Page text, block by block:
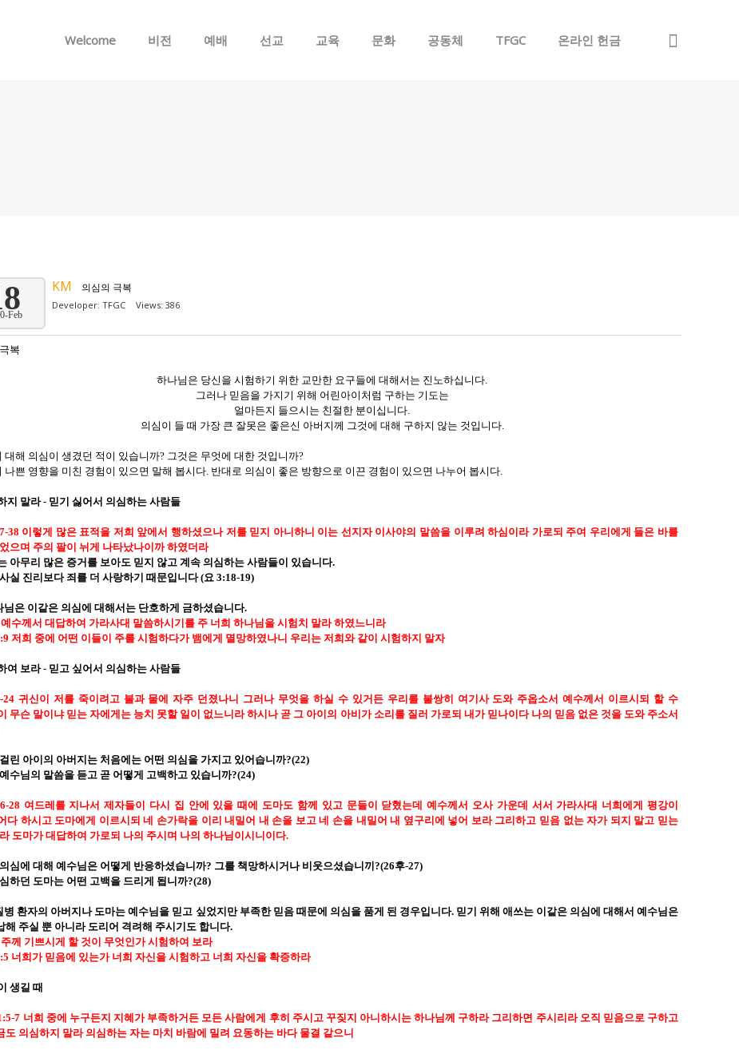
Welcome 비전 예배 선교 교육 문화 공동체 TFGC 온라인 헌금
Feb
KM 의심의 극복
Developer: TFGC Views: 386
복
하나님은 당신을 시험하기 위한 교만한 요구들에 대해서는 진노하십니다.
그러나 믿음을 가지기 위해 어린아이처럼 구하는 기도는
얼마든지 들으시는 친절한 분이십니다.
의심이 들 때 가장 큰 잘못은 좋은신 아버지께 그것에 대해 구하지 않는 것입니다.
대해 의심이 생겼던 적이 있습니까? 그것은 무엇에 대한 것입니까?
나쁜 영향을 미친 경험이 있으면 말해 봅시다. 반대로 의심이 좋은 방향으로 이끈 경험이 있으면 나누어 봅시다.
지 말라- 믿기 싫어서 의심하는 사람들
38 이렇게 많은 표적을 저희 앞에서 행하셨으나 저를 믿지 아니하니 이는 선지자 이사야의 말씀을 이루려 하심이라 가로되 주여 우리에게 들은 바를
으며 주의 팔이 뉘게 나타났나이까 하였더라
아무리 많은 증거를 보아도 믿지 않고 계속 의심하는 사람들이 있습니다.
실 진리보다 죄를 더 사랑하기 때문입니다(요 3:18-19)
님은 이같은 의심에 대해서는 단호하게 금하셨습니다.
예수께서 대답하여 가라사대 말씀하시기를 주 너희 하나님을 시험치 말라 하였느니라
저희 중에 어떤 이들이 주를 시험하다가 뱀에게 멸망하였나니 우리는 저희와 같이 시험하지 말자
여 보라- 믿고 싶어서 의심하는 사람들
귀신이 저를 죽이려고 불과 물에 자주 던졌나니 그러나 무엇을 하실 수 있거든 우리를 불쌍히 여기사 도와 주옵소서 예수께서 이르시되 할 수
무슨 말이냐 믿는 자에게는 능치 못할 일이 없느니라 하시나 곧 그 아이의 아비가 소리를 질러 가로되 내가 믿나이다 나의 믿음 없은 것을 도와 주소서
린 아이의 아버지는 처음에는 어떤 의심을 가지고 있어습니까?(22)
수님의 말씀을 듣고 곧 어떻게 고백하고 있습니까?(24)
28 여드레를 지나서 제자들이 다시 집 안에 있을 때에 도마도 함께 있고 문들이 닫혔는데 예수께서 오사 가운데 서서 가라사대 너희에게 평강이
다 하시고 도마에게 이르시되 네 손가락을 이리 내밀어 내 손을 보고 네 손을 내밀어 내 옆구리에 넣어 보라 그리하고 믿음 없는 자가 되지 말고 믿는
도마가 대답하여 가로되 나의 주시며 나의 하나님이시니이다.
심에 대해 예수님은 어떻게 반응하셨습니까? 그를 책망하시거나 비웃으셨습니끼 ?(26후-27)
하던 도마는 어떤 고백을 드리게 됩니까?(28)
병 환자의 아버지나 도마는 예수님을 믿고 싶었지만 부족한 믿음 때문에 의심을 품게 된 경우입니다. 믿기 위해 애쓰는 이같은 의심에 대해서 예수님은
해 주실 뿐 아니라 도리어 격려해 주시기도 합니다.
주께 기쁘시게 할 것이 무엇인가 시험하여 보라
너희가 믿음에 있는가 너희 자신을 시험하고 너희 자신을 확증하라
생길 때
7 너희 중에 누구든지 지혜가 부족하거든 모든 사람에게 후히 주시고 꾸짖지 아니하시는 하나님께 구하라 그리하면 주시리라 오직 믿음으로 구하고
도 의심하지 말라 의심하는 자는 마치 바람에 밀려 요동하는 바다 물결 같으니